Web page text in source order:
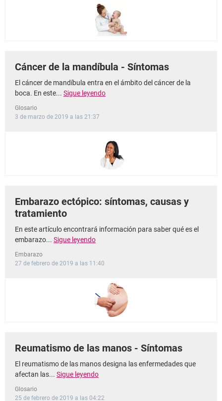
Cáncer de la mandíbula - Síntomas
El cáncer de mandíbula entra en el ámbito del cáncer de la
boca. En este... Sigue leyendo
Glosario
3 de marzo de 2019 a las 21:37
Embarazo ectópico: síntomas, causas y
tratamiento
En este artículo encontrará información para saber qué es el
embarazo... Sigue leyendo
Embarazo
27 de febrero de 2019 a las 11:40
Reumatismo de las manos - Síntomas
El reumatismo de las manos designa las enfermedades que
afectan las... Sigue leyendo
Glosario
25 de febrero de 2019 a las 04:22